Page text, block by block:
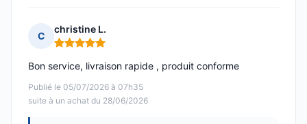
C
christine L.
Note : 5 sur 5
Publié le 05/07/2026 à 07h35
suite à un achat du 28/06/2026
Bon service, livraison rapide , produit conforme